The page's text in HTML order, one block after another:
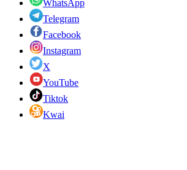
WhatsApp
Telegram
Facebook
Instagram
X
YouTube
Tiktok
Kwai